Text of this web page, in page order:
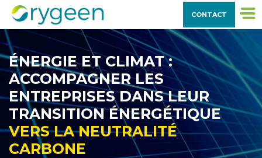
CONTACT
ÉNERGIE ET CLIMAT :
ACCOMPAGNER LES
ENTREPRISES DANS LEUR
TRANSITION ÉNERGÉTIQUE
VERS LA NEUTRALITÉ
CARBONE